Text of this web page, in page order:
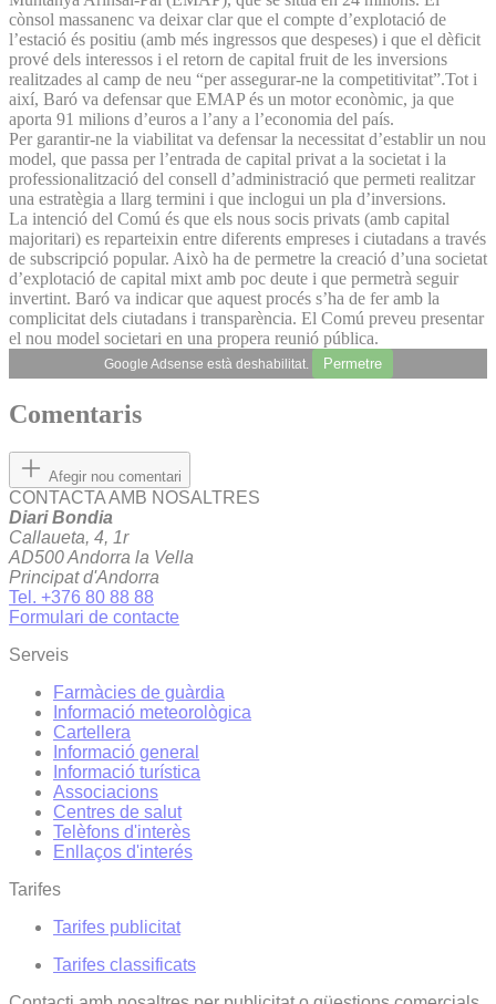
cònsol massanenc va deixar clar que el compte d’explotació de
l’estació és positiu (amb més ingressos que despeses) i que el dèficit
prové dels interessos i el retorn de capital fruit de les inversions
realitzades al camp de neu “per assegurar-ne la competitivitat”.Tot i
així, Baró va defensar que EMAP és un motor econòmic, ja que
aporta 91 milions d’euros a l’any a l’economia del país.
Per garantir-ne la viabilitat va defensar la necessitat d’establir un nou
model, que passa per l’entrada de capital privat a la societat i la
professionalització del consell d’administració que permeti realitzar
una estratègia a llarg termini i que inclogui un pla d’inversions.
La intenció del Comú és que els nous socis privats (amb capital
majoritari) es reparteixin entre diferents empreses i ciutadans a través
de subscripció popular. Això ha de permetre la creació d’una societat
d’explotació de capital mixt amb poc deute i que permetrà seguir
invertint. Baró va indicar que aquest procés s’ha de fer amb la
complicitat dels ciutadans i transparència. El Comú preveu presentar
el nou model societari en una propera reunió pública.
Google Adsense està deshabilitat. Permetre
Comentaris
Afegir nou comentari
CONTACTA AMB NOSALTRES
Diari Bondia
Callaueta, 4, 1r
AD500 Andorra la Vella
Principat d'Andorra
Tel. +376 80 88 88
Formulari de contacte
Serveis
Farmàcies de guàrdia
Informació meteorològica
Cartellera
Informació general
Informació turística
Associacions
Centres de salut
Telèfons d'interès
Enllaços d'interés
Tarifes
Tarifes publicitat
Tarifes classificats